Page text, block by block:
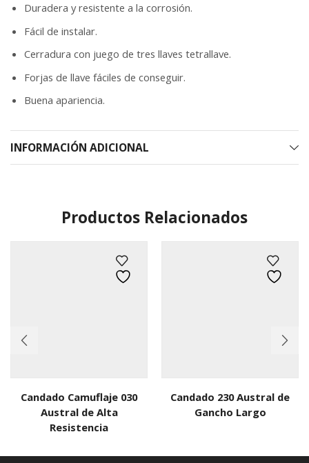
Duradera y resistente a la corrosión.
Fácil de instalar.
Cerradura con juego de tres llaves tetrallave.
Forjas de llave fáciles de conseguir.
Buena apariencia.
INFORMACIÓN ADICIONAL
Productos Relacionados
Candado Camuflaje 030
Austral de Alta
Resistencia
Candado 230 Austral de
Gancho Largo